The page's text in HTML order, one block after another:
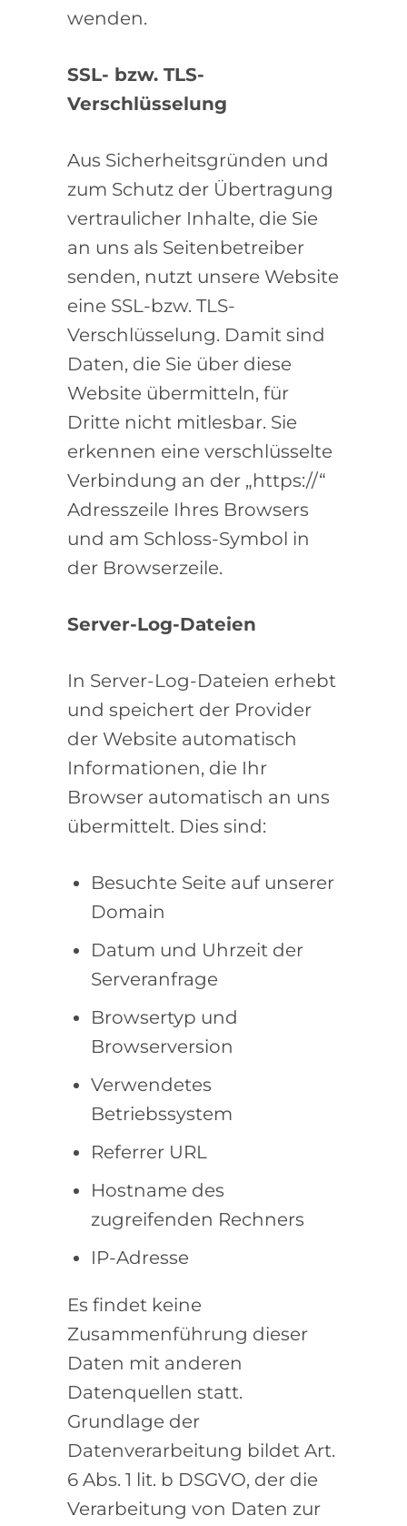
wenden.
SSL- bzw. TLS-
Verschlüsselung
Aus Sicherheitsgründen und
zum Schutz der Übertragung
vertraulicher Inhalte, die Sie
an uns als Seitenbetreiber
senden, nutzt unsere Website
eine SSL-bzw. TLS-
Verschlüsselung. Damit sind
Daten, die Sie über diese
Website übermitteln, für
Dritte nicht mitlesbar. Sie
erkennen eine verschlüsselte
Verbindung an der „https://“
Adresszeile Ihres Browsers
und am Schloss-Symbol in
der Browserzeile.
Server-Log-Dateien
In Server-Log-Dateien erhebt
und speichert der Provider
der Website automatisch
Informationen, die Ihr
Browser automatisch an uns
übermittelt. Dies sind:
Besuchte Seite auf unserer
Domain
Datum und Uhrzeit der
Serveranfrage
Browsertyp und
Browserversion
Verwendetes
Betriebssystem
Referrer URL
Hostname des
zugreifenden Rechners
IP-Adresse
Es findet keine
Zusammenführung dieser
Daten mit anderen
Datenquellen statt.
Grundlage der
Datenverarbeitung bildet Art.
6 Abs. 1 lit. b DSGVO, der die
Verarbeitung von Daten zur